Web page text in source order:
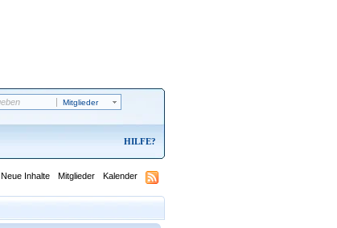
Mitglieder
HILFE
Neue Inhalte Mitglieder Kalender